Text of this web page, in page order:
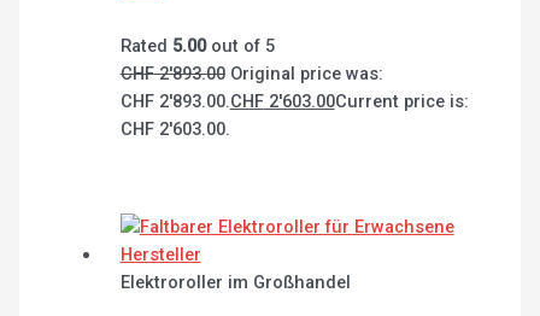
Rated 5.00out of 5
CHF2'893.00 Original price was:
CHF 2'893.00.CHF2'603.00Current price is:
CHF 2'603.00.
Elektroroller im Großhandel